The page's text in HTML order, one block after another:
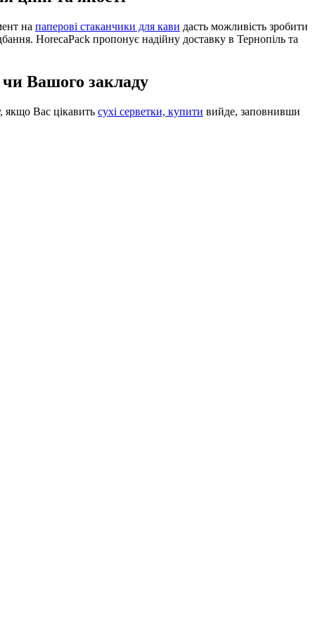
на паперові стаканчики для кави дасть можливість зробити
HorecaPack пропонує надійну доставку в Тернопіль та
Вашого закладу
якщо Вас цікавить сухі серветки, купити вийде, заповнивши